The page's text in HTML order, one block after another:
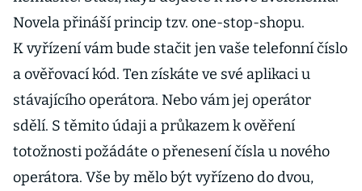
Novela přináší princip tzv. one-stop-shopu.
K vyřízení vám bude stačit jen vaše telefonní číslo
a ověřovací kód. Ten získáte ve své aplikaci u
stávajícího operátora. Nebo vám jej operátor
sdělí. S těmito údaji a průkazem k ověření
totožnosti požádáte o přenesení čísla u nového
operátora. Vše by mělo být vyřízeno do dvou,